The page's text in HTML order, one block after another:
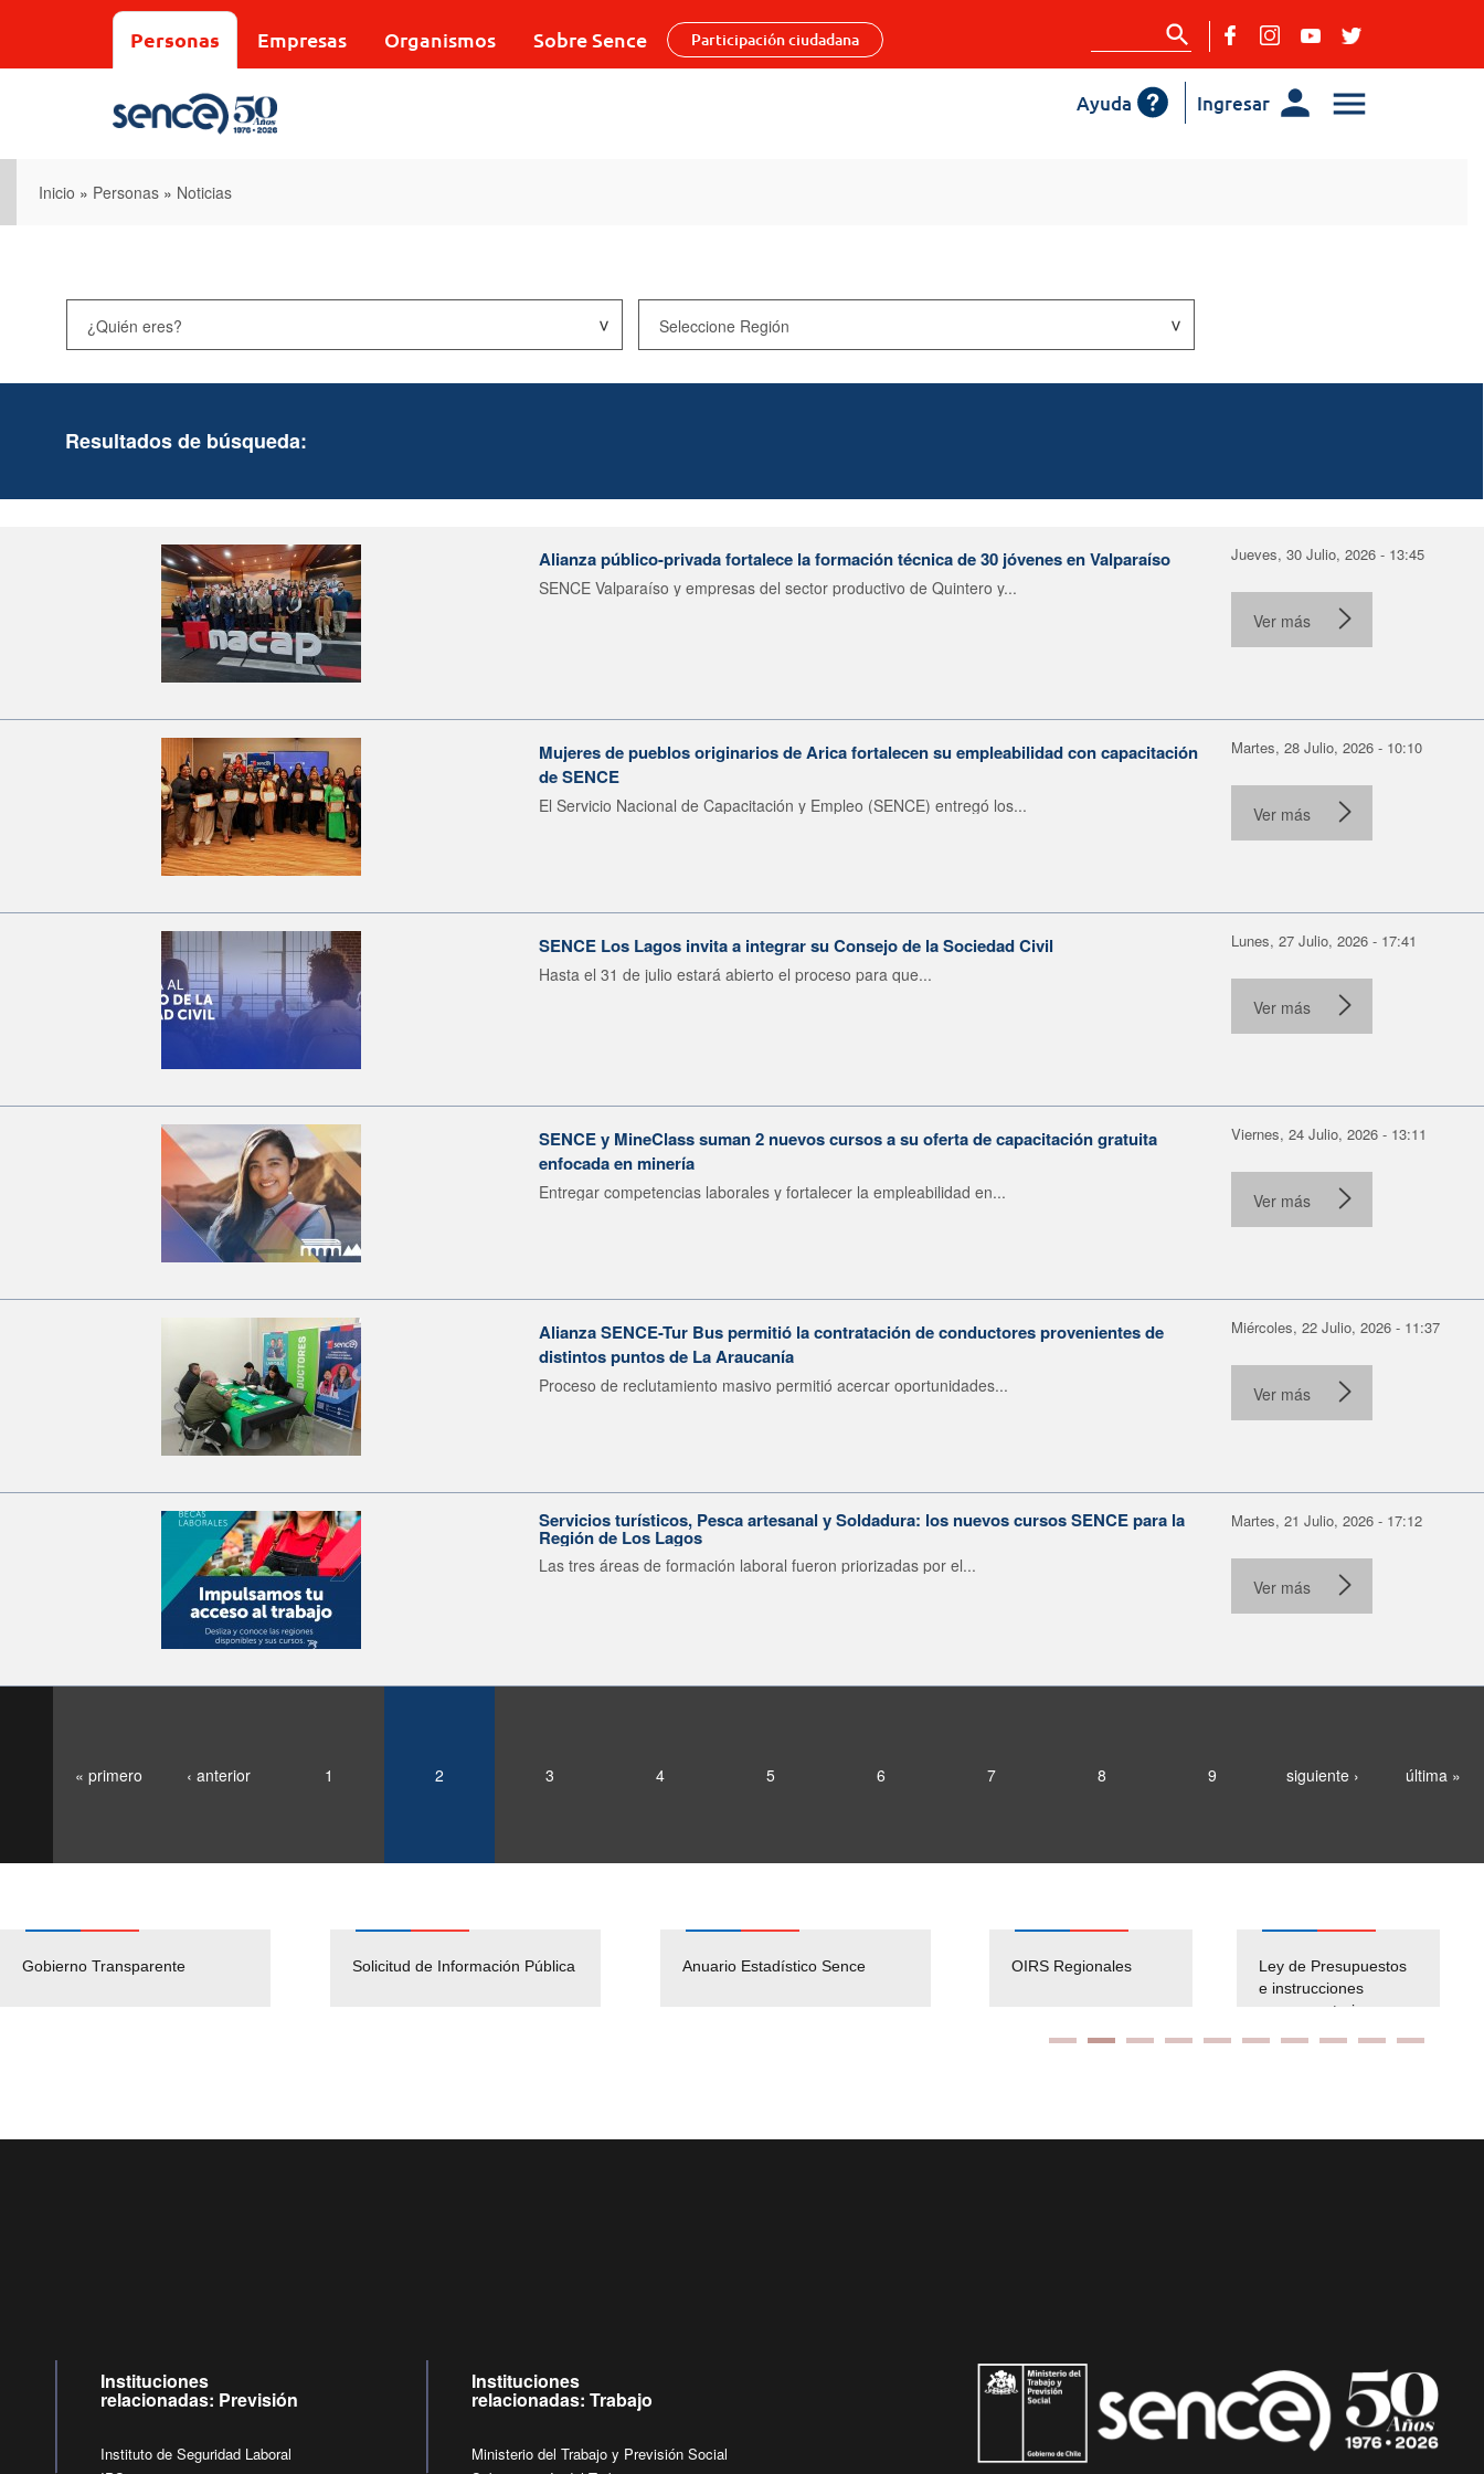
Personas Empresas Organismos Sobre Sence Participación ciudadana
Ingresar
Ayuda
Inicio » Personas » Noticias
Resultados de búsqueda:
Alianza público-privada fortalece la formación técnica de 30 jóvenes en Valparaíso
SENCE Valparaíso y empresas del sector productivo de Quintero y...
Jueves, 30 Julio, 2026 - 13:45
Ver más
Mujeres de pueblos originarios de Arica fortalecen su empleabilidad con capacitación
de SENCE
El Servicio Nacional de Capacitación y Empleo (SENCE) entregó los...
Martes, 28 Julio, 2026 - 10:10
Ver más
SENCE Los Lagos invita a integrar su Consejo de la Sociedad Civil
Hasta el 31 de julio estará abierto el proceso para que...
Lunes, 27 Julio, 2026 - 17:41
Ver más
SENCE y MineClass suman 2 nuevos cursos a su oferta de capacitación gratuita
enfocada en minería
Entregar competencias laborales y fortalecer la empleabilidad en...
Viernes, 24 Julio, 2026 - 13:11
Ver más
Alianza SENCE-Tur Bus permitió la contratación de conductores provenientes de
distintos puntos de La Araucanía
Proceso de reclutamiento masivo permitió acercar oportunidades...
Miércoles, 22 Julio, 2026 - 11:37
Ver más
Servicios turísticos, Pesca artesanal y Soldadura: los nuevos cursos SENCE para la
Región de Los Lagos
Las tres áreas de formación laboral fueron priorizadas por el...
Martes, 21 Julio, 2026 - 17:12
Ver más
« primero ‹ anterior 1 2 3 4 5 6 7 8 9 siguiente › última »
Gobierno Transparente Solicitud de Información Pública Anuario Estadístico Sence
Pago Proveedores
Empleos Públicos
Solicitud Audiencias y
OIRS Regionales
Ley de Presupuestos
e instrucciones
presuspuetarias
Instituciones
relacionadas: Previsión
Instituto de Seguridad Laboral
Instituciones
relacionadas: Trabajo
Ministerio del Trabajo y Previsión Social